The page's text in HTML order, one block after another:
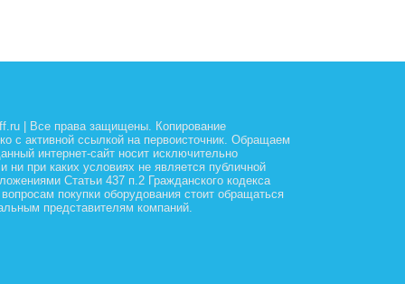
| Все права защищены. Копирование
с активной ссылкой на первоисточник. Обращаем
интернет-сайт носит исключительно
ни при каких условиях не является публичной
Статьи 437 п.2 Гражданского кодекса
покупки оборудования стоит обращаться
представителям компаний.